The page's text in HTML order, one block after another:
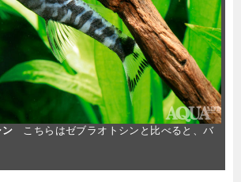
ン こちらはゼブラオトシンと比べると、バ